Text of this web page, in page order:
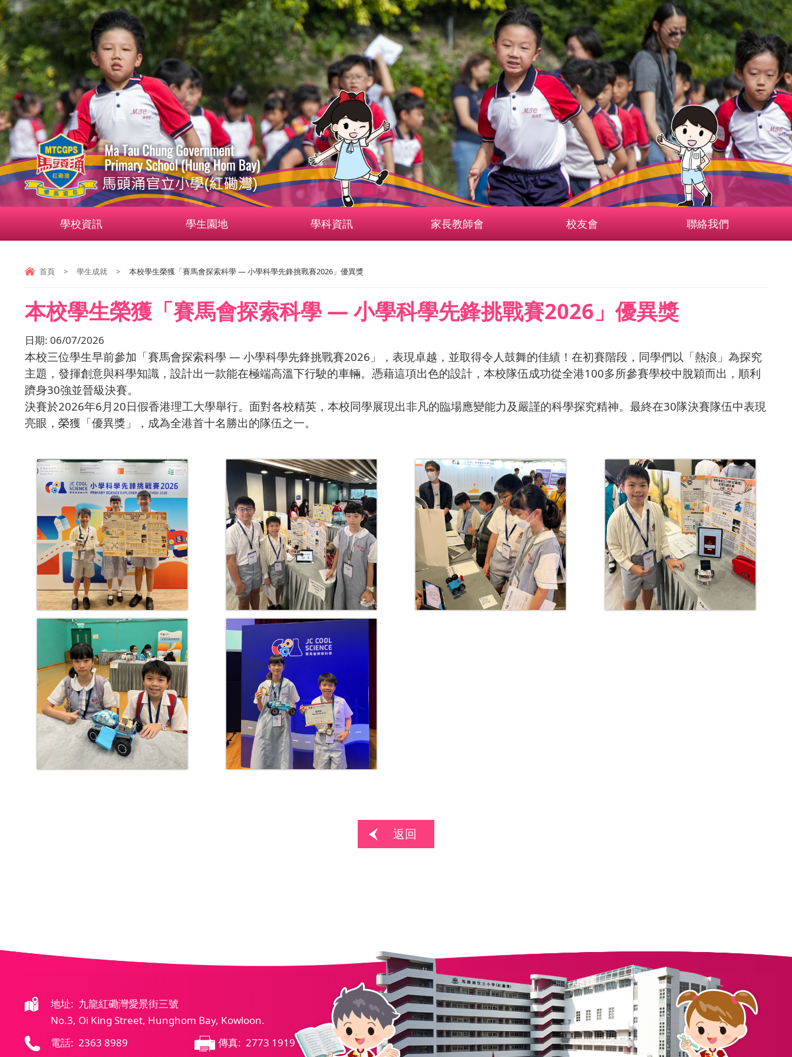
學校資訊 學生園地 學科資訊 家長教師會 校友會 聯絡我們
首頁 > 學生成就 > 本校學生榮獲「賽馬會探索科學 — 小學科學先鋒挑戰賽2026」優異獎
本校學生榮獲「賽馬會探索科學 — 小學科學先鋒挑戰賽2026」優異獎
日期: 06/07/2026
本校三位學生早前參加「賽馬會探索科學 — 小學科學先鋒挑戰賽2026」，表現卓越，並取得令人鼓舞的佳績！在初賽階段，同學們以「熱浪」為探究
主題，發揮創意與科學知識，設計出一款能在極端高溫下行駛的車輛。憑藉這項出色的設計，本校隊伍成功從全港100多所參賽學校中脫穎而出，順利
躋身30強並晉級決賽。
決賽於2026年6月20日假香港理工大學舉行。面對各校精英，本校同學展現出非凡的臨場應變能力及嚴謹的科學探究精神。最終在30隊決賽隊伍中表現
亮眼，榮獲「優異獎」，成為全港首十名勝出的隊伍之一。
返回
地址: 九龍紅磡灣愛景街三號
No.3, Oi King Street, Hunghom Bay, Kowloon.
電話: 2363 8989
傳真: 2773 1919